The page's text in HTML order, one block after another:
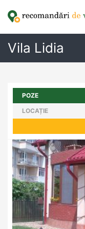
Vila Lidia
POZE
LOCAȚIE